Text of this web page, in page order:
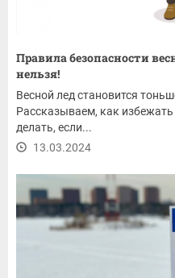
Правила безопасности
нельзя!
Весной лед становится
Рассказываем, как избежать
делать, если...
13.03.2024